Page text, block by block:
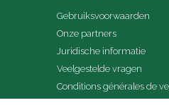
Gebruiksvoorwaarden
Onze partners
Juridische informatie
Veelgestelde vragen
Conditions générales de